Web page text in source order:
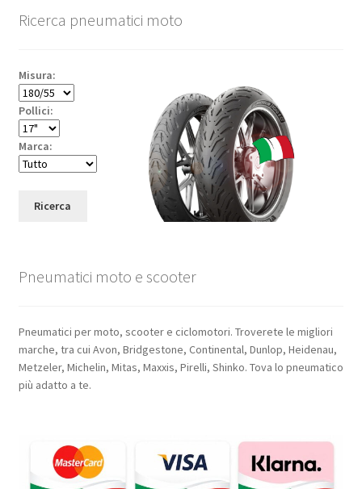
Ricerca pneumatici moto
Misura:
Pollici:
Marca:
Ricerca
Pneumatici moto e scooter
Pneumatici per moto, scooter e ciclomotori. Troverete le migliori
marche, tra cui Avon, Bridgestone, Continental, Dunlop, Heidenau,
Metzeler, Michelin, Mitas, Maxxis, Pirelli, Shinko. Tova lo pneumatico
più adatto a te.